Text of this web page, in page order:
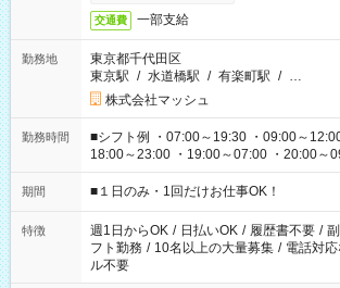
交通費 一部支給
勤務地
東京都千代田区
東京駅 / 水道橋駅 / 有楽町駅 / …
株式会社マッシュ
勤務時間
■シフト例 ・07:00～19:30 ・09:00～
18:00～23:00 ・19:00～07:00 ・20:00～
etc ★最短で3時間で5,120円のお仕事から 15時間で2万円近く稼
げるお仕事も！ ご希望のお時間に合わせてご紹介！ ※シフトは
ください！
期間 ■１日のみ・1回だけお仕事OK！
特徴 週1日からOK / 日払いOK / 履歴書不要 /
フト勤務 / 10名以上の大量募集 / 電話対応
ル不要